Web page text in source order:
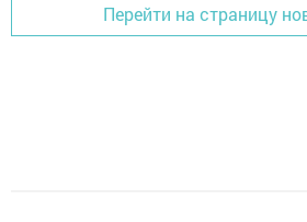
Перейти на страницу